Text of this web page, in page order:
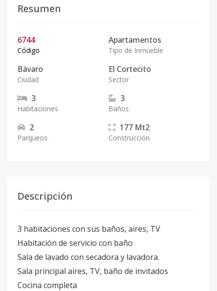
Resumen
6744
Código
Apartamentos
Tipo de Inmueble
Bávaro
Ciudad
El Cortecito
Sector
3
Habitaciones
3
Baños
2
Parqueos
177 Mt2
Construcción
Descripción
3 habitaciones con sus baños, aires, TV
Habitación de servicio con baño
Sala de lavado con secadora y lavadora.
Sala principal aires, TV, baño de invitados
Cocina completa